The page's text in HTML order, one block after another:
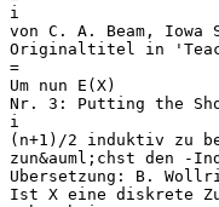
i
von C. A. Beam,
Originaltitel in
=
Um nun E(X)
Nr. 3: Putting the
i
(n+1)/2 induktiv zu
zun&auml;chst den -
Ubersetzung: B.
Ist X eine diskrete